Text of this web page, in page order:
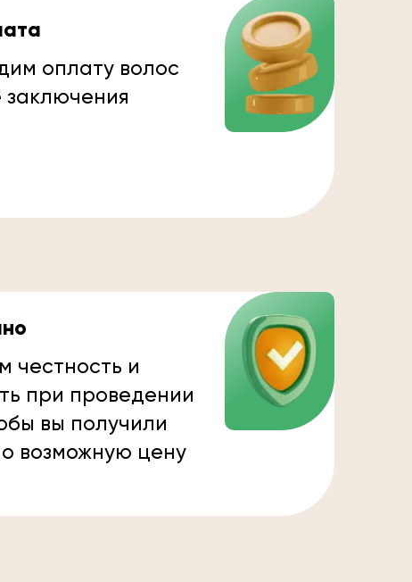
оплату волос
заключения
честность и
при проведении
вы получили
возможную цену